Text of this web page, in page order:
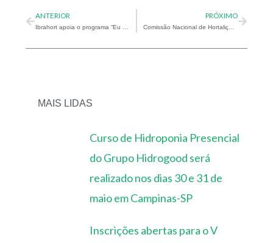
ANTERIOR
Ibrahort apoia o programa “Eu plastifico, nós reciclamos\”
PRÓXIMO
Comissão Nacional de Hortaliças e Flores da CNA se reuniu durante a Hortitec
MAIS LIDAS
Curso de Hidroponia Presencial
do Grupo Hidrogood será
realizado nos dias 30 e 31 de
maio em Campinas-SP
Inscrições abertas para o V